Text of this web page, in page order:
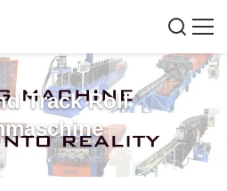
Track Roll